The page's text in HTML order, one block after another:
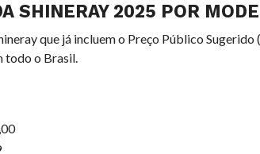
SHINERAY 2025 POR
que já incluem o Preço Público Sugerido
todo o Brasil.